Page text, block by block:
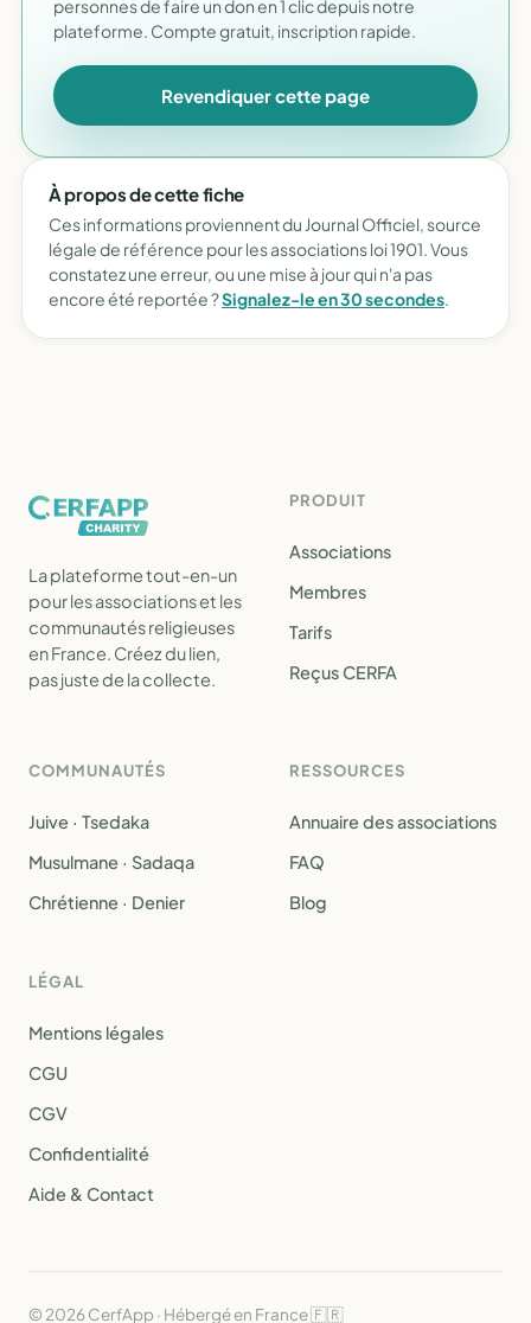
personnes de faire un don en 1 clic depuis notre
plateforme. Compte gratuit, inscription rapide.
Revendiquer cette page
À propos de cette fiche
Ces informations proviennent du Journal Officiel, source
légale de référence pour les associations loi 1901. Vous
constatez une erreur, ou une mise à jour qui n'a pas
encore été reportée ?Signalez-le en 30 secondes.
La plateforme tout-en-un
pour les associations et les
communautés religieuses
en France. Créez du lien,
pas juste de la collecte.
PRODUIT
Associations
Membres
Tarifs
Reçus CERFA
COMMUNAUTÉS
Juive · Tsedaka
Musulmane · Sadaqa
Chrétienne · Denier
RESSOURCES
Annuaire des associations
FAQ
Blog
LÉGAL
Mentions légales
CGU
CGV
Confidentialité
Aide & Contact
© 2026 CerfApp · Hébergé en France 🇫🇷